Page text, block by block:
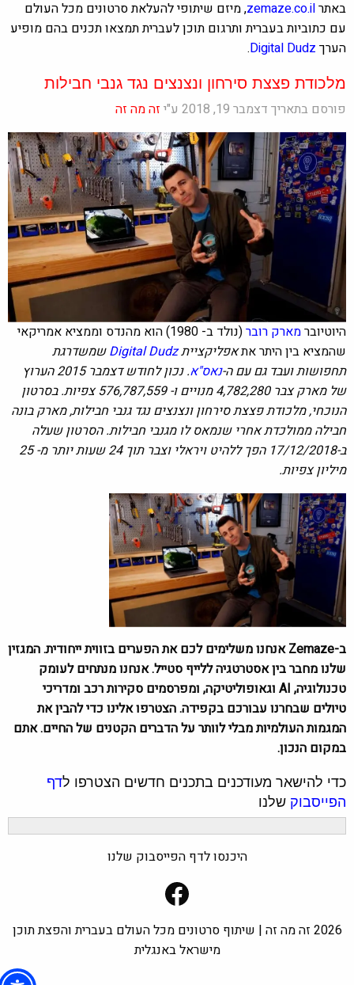
באתרzemaze.co.il, מיזם שיתופי להעלאת סרטונים מכל העולם
עם כתוביות בעברית ותרגום תוכן לעברית תמצאו תכנים בהם מופיע
הערךDigital Dudz
.
מלכודת פצצת סירחון ונצנצים נגד גנבי חבילות
פורסם בתאריך דצמבר 19, 2018 ע"י זה מה זה
היוטיוברמארק רובר
(נולד ב- 1980) הוא מהנדס וממציא אמריקאי
שהמציא בין היתר אתאפליקצייתDigital Dudzשמשדרגת
תחפושות ועבד גם עם ה-נאס"א
. נכון לחודש דצמבר 2015 הערוץ
של מארק צבר 4,782,280 מנויים ו- 576,787,559 צפיות. בסרטון
הנוכחי, מלכודת פצצת סירחון ונצנצים נגד גנבי חבילות, מארק בונה
חבילה ממולכדת אחרי שנמאס לו מגנבי חבילות. הסרטון שעלה
ב-17/12/2018 הפך ללהיט ויראלי וצבר תוך 24 שעות יותר מ- 25
מיליון צפיות.
ב-Zemaze אנחנו משלימים לכם את הפערים בזווית ייחודית. המגזין
שלנו מחבר בין אסטרטגיה ללייף סטייל. אנחנו מנתחים לעומק
טכנולוגיה, AI וגאופוליטיקה, ומפרסמים סקירות רכב ומדריכי
טיולים שבחרנו עבורכם בקפידה. הצטרפו אלינו כדי להבין את
המגמות העולמיות מבלי לוותר על הדברים הקטנים של החיים. אתם
במקום הנכון.
כדי להישאר מעודכנים בתכנים חדשים הצטרפו ל דף
הפייסבוקשלנו
היכנסו לדף הפייסבוק שלנו
Facebook
2026 זה מה זה | שיתוף סרטונים מכל העולם בעברית והפצת תוכן
מישראל באנגלית